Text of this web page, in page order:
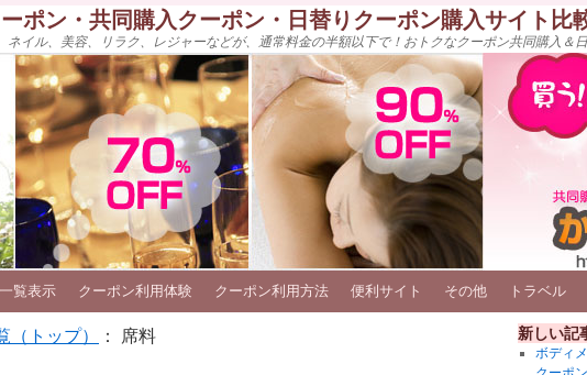
ポン・共同購入クーポン・日替りクーポン購入サイト比
ネイル、美容、リラク、レジャーなどが、通常料金の半額以下で！おトクなクーポン共同購入＆
覧表示 クーポン利用体験 クーポン利用方法 便利サイト その他 トラベル
（トップ） ： 席料 新しい記
ボディ